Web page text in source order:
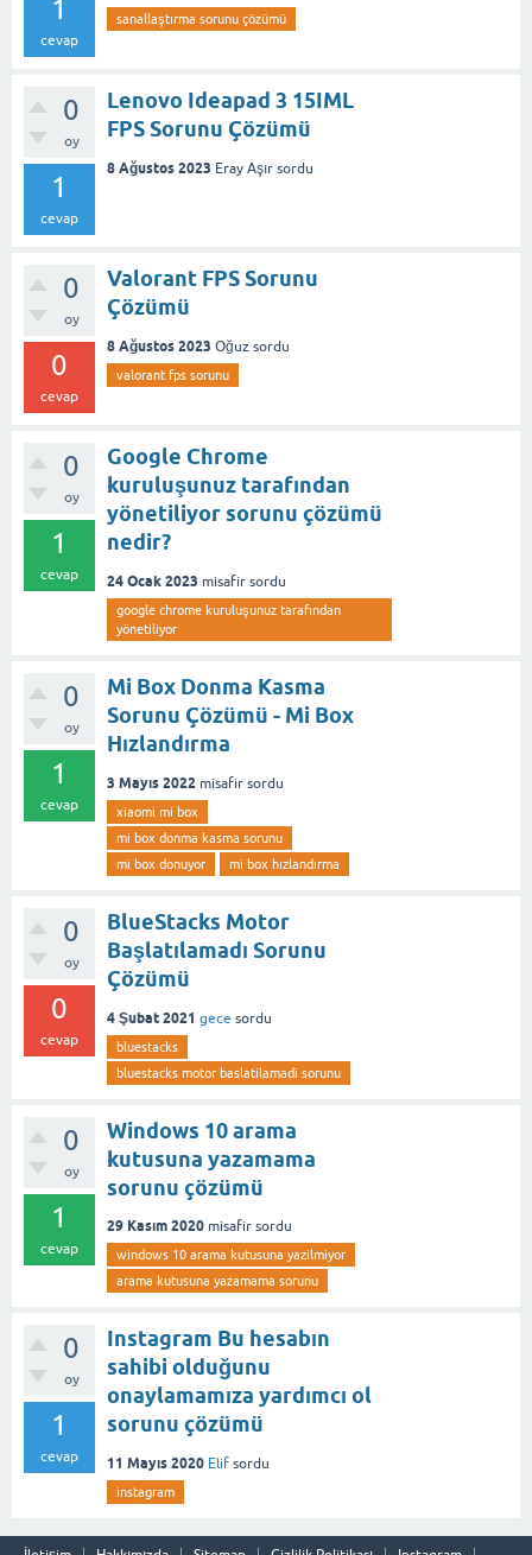
1
cevap
sanallaştırma sorunu çözümü
0
oy
1
cevap
Lenovo Ideapad 3 15IML
FPS Sorunu Çözümü
8 Ağustos 2023 Eray Aşır sordu
0
oy
0
cevap
Valorant FPS Sorunu
Çözümü
8 Ağustos 2023 Oğuz sordu
valorant fps sorunu
0
oy
1
cevap
Google Chrome
kuruluşunuz tarafından
yönetiliyor sorunu çözümü
nedir?
24 Ocak 2023 misafir sordu
google chrome kuruluşunuz tarafından
yönetiliyor
0
oy
1
cevap
Mi Box Donma Kasma
Sorunu Çözümü - Mi Box
Hızlandırma
3 Mayıs 2022 misafir sordu
xiaomi mi box
mi box donma kasma sorunu
mi box donuyor
mi box hızlandırma
0
oy
0
cevap
BlueStacks Motor
Başlatılamadı Sorunu
Çözümü
4 Şubat 2021 gece sordu
bluestacks
bluestacks motor baslatilamadi sorunu
0
oy
1
cevap
Windows 10 arama
kutusuna yazamama
sorunu çözümü
29 Kasım 2020 misafir sordu
windows 10 arama kutusuna yazilmiyor
arama kutusuna yazamama sorunu
0
oy
1
cevap
Instagram Bu hesabın
sahibi olduğunu
onaylamamıza yardımcı ol
sorunu çözümü
11 Mayıs 2020 Elif sordu
instagram